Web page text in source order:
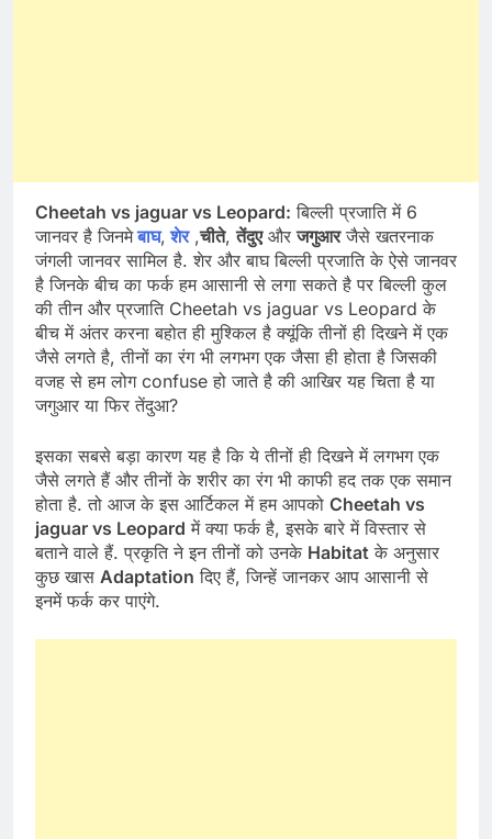
Cheetah vs jaguar vs Leopard: बिल्ली प्रजाति में 6
जानवर है जिनमे बाघ, शेर,चीते,तेंदुएऔरजगुआरजैसे खतरनाक
जंगली जानवर सामिल है. शेर और बाघ बिल्ली प्रजाति के ऐसे जानवर
है जिनके बीच का फर्क हम आसानी से लगा सकते है पर बिल्ली कुल
की तीन और प्रजाति Cheetah vs jaguar vs Leopard के
बीच में अंतर करना बहोत ही मुश्किल है क्यूंकि तीनों ही दिखने में एक
जैसे लगते है, तीनों का रंग भी लगभग एक जैसा ही होता है जिसकी
वजह से हम लोग confuse हो जाते है की आखिर यह चिता है या
जगुआर या फिर तेंदुआ?
इसका सबसे बड़ा कारण यह है कि ये तीनों ही दिखने में लगभग एक
जैसे लगते हैं और तीनों के शरीर का रंग भी काफी हद तक एक समान
होता है. तो आज के इस आर्टिकल में हम आपको Cheetah vs
jaguar vs Leopard में क्या फर्क है, इसके बारे में विस्तार से
बताने वाले हैं. प्रकृति ने इन तीनों को उनके Habitat के अनुसार
कुछ खास Adaptation दिए हैं, जिन्हें जानकर आप आसानी से
इनमें फर्क कर पाएंगे.